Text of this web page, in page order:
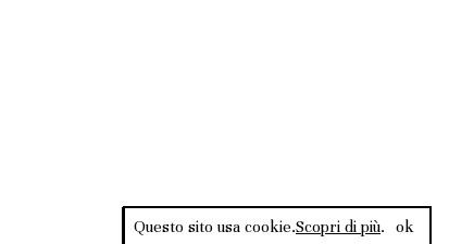
Questo sito usa cookie.Scopri di più. ok